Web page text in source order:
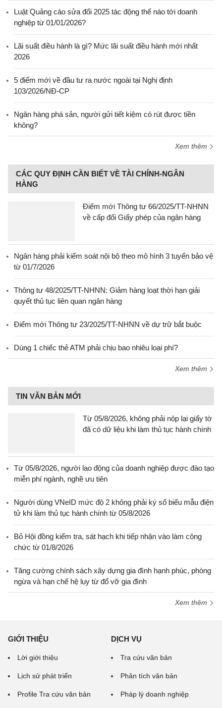
Luật Quảng cáo sửa đổi 2025 tác động thế nào tới doanh
nghiệp từ 01/01/2026?
Lãi suất điều hành là gì? Mức lãi suất điều hành mới nhất
2026
5 điểm mới về đầu tư ra nước ngoài tại Nghị định
103/2026/NĐ-CP
Ngân hàng phá sản, người gửi tiết kiệm có rút được tiền
không?
Xem thêm
CÁC QUY ĐỊNH CẦN BIẾT VỀ TÀI CHÍNH-NGÂN
HÀNG
Điểm mới Thông tư 66/2025/TT-NHNN
về cấp đổi Giấy phép của ngân hàng
Ngân hàng phải kiểm soát nội bộ theo mô hình 3 tuyến bảo vệ
từ 01/7/2026
Thông tư 48/2025/TT-NHNN: Giảm hàng loạt thời hạn giải
quyết thủ tục liên quan ngân hàng
Điểm mới Thông tư 23/2025/TT-NHNN về dự trữ bắt buộc
Dùng 1 chiếc thẻ ATM phải chịu bao nhiêu loại phí?
Xem thêm
TIN VĂN BẢN MỚI
Từ 05/8/2026, không phải nộp lại giấy tờ
đã có dữ liệu khi làm thủ tục hành chính
Từ 05/8/2026, người lao động của doanh nghiệp được đào tạo
miễn phí ngành, nghề ưu tiên
Người dùng VNeID mức độ 2 không phải ký số biểu mẫu điện
tử khi làm thủ tục hành chính từ 05/8/2026
Bỏ Hội đồng kiểm tra, sát hạch khi tiếp nhận vào làm công
chức từ 01/8/2026
Tăng cường chính sách xây dựng gia đình hạnh phúc, phòng
ngừa và hạn chế hệ lụy từ đổ vỡ gia đình
Xem thêm
GIỚI THIỆU
Lời giới thiệu
Lịch sử phát triển
Profile Tra cứu văn bản
DỊCH VỤ
Tra cứu văn bản
Phân tích văn bản
Pháp lý doanh nghiệp